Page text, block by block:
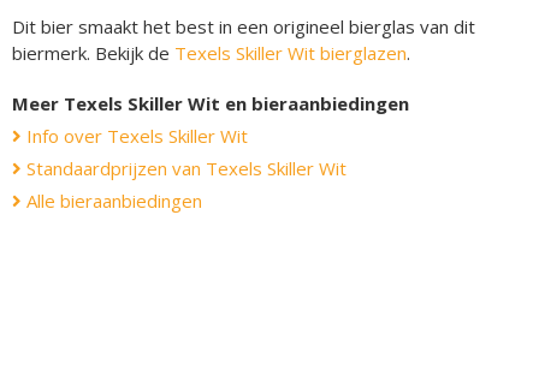
Dit bier smaakt het best in een origineel bierglas van dit
biermerk. Bekijk de Texels Skiller Wit bierglazen.
Meer Texels Skiller Wit en bieraanbiedingen
Info over Texels Skiller Wit
Standaardprijzen van Texels Skiller Wit
Alle bieraanbiedingen